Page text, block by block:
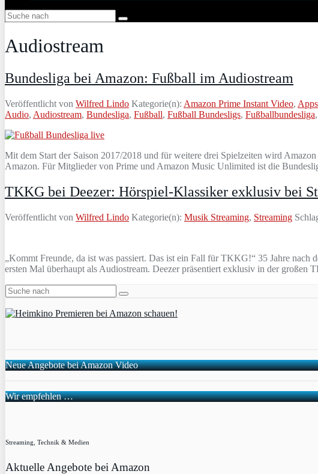
Audiostream
Bundesliga bei Amazon: Fußball im Audiostream
Veröffentlicht von Wilfred Lindo Kategorie(n): Amazon Prime Instant Video, Apps
Audio, Audiostream, Bundesliga, Fußball, Fußball Bundesligs, Fußballbundesliga,
Mit dem Start der Saison 2017/2018 und für weitere drei Spielzeiten wird
Amazon. Für Mitglieder von Prime und Amazon Music Unlimited ist die
TKKG bei Deezer: Hörspiel-Klassiker exklusiv bei
Veröffentlicht von Wilfred Lindo Kategorie(n): Musik Streaming, Streaming
„Kommt Freunde, da ist was passiert. Das ist ein Fall für TKKG!“ 35 Jahre nach
ersten Mal überhaupt als Audiostream. Deezer präsentiert exklusiv in der
Neue Angebote bei Amazon Video
Wir empfehlen …
Streaming, Technik & Medien
Aktuelle Angebote bei Amazon